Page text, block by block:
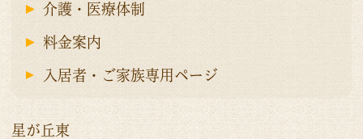
介護・医療体制
料金案内
入居者・ご家族専用ページ
星が丘東